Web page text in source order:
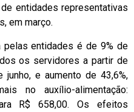
entidades representativas
em março.
pelas entidades é de 9% de
os servidores a partir de
e aumento de 43,6%,
no auxílio-alimentação:
R$ 658,00. Os efeitos